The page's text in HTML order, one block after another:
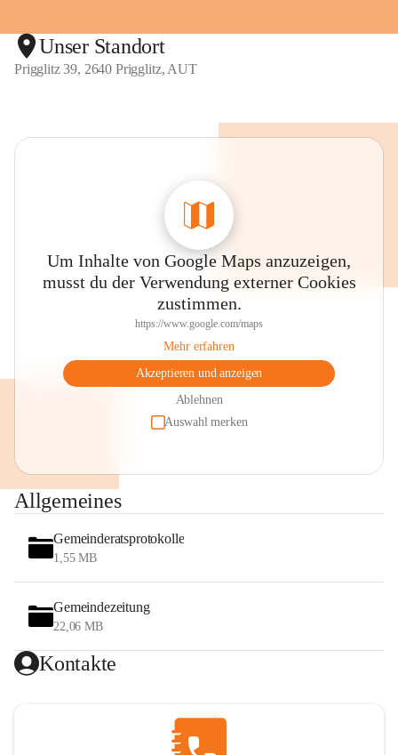
Unser Standort
Prigglitz 39, 2640 Prigglitz, AUT
Um Inhalte von Google Maps anzuzeigen,
musst du der Verwendung externer Cookies
zustimmen.
https://www.google.com/maps
Mehr erfahren
Akzeptieren und anzeigen
Ablehnen
Auswahl merken
Allgemeines
Gemeinderatsprotokolle
1,55 MB
Gemeindezeitung
22,06 MB
Kontakte